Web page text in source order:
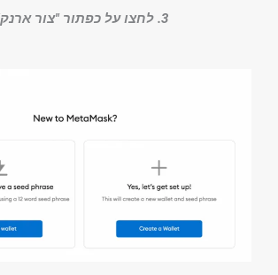
3. לחצו על כפתור "צור ארנק".